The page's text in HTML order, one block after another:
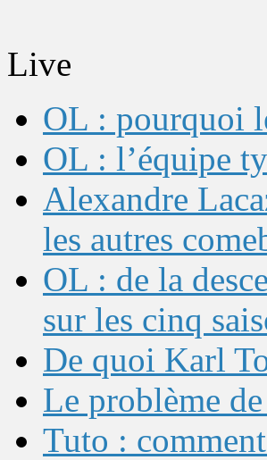
Live
OL : pourquoi
OL : l’équipe
Alexandre
les autres
OL : de la
sur les cinq
De quoi Karl
Le problème
Tuto :